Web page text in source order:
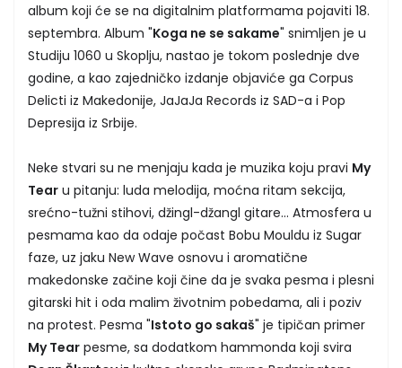
album koji će se na digitalnim platformama pojaviti 18.
septembra. Album "Koga ne se sakame" snimljen je u
Studiju 1060 u Skoplju, nastao je tokom poslednje dve
godine, a kao zajedničko izdanje objaviće ga Corpus
Delicti iz Makedonije, JaJaJa Records iz SAD-a i Pop
Depresija iz Srbije.
Neke stvari su ne menjaju kada je muzika koju pravi My
Tear u pitanju: luda melodija, moćna ritam sekcija,
srećno-tužni stihovi, džingl-džangl gitare... Atmosfera u
pesmama kao da odaje počast Bobu Mouldu iz Sugar
faze, uz jaku New Wave osnovu i aromatične
makedonske začine koji čine da je svaka pesma i plesni
gitarski hit i oda malim životnim pobedama, ali i poziv
na protest. Pesma "Istoto go sakaš" je tipičan primer
My Tear pesme, sa dodatkom hammonda koji svira